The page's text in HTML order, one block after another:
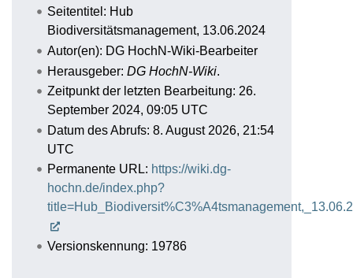
Seitentitel: Hub
Biodiversitätsmanagement, 13.06.2024
Autor(en): DG HochN-Wiki-Bearbeiter
Herausgeber: DG HochN-Wiki.
Zeitpunkt der letzten Bearbeitung: 26.
September 2024, 09:05 UTC
Datum des Abrufs: 8. August 2026, 21:54
UTC
Permanente URL: https://wiki.dg-
hochn.de/index.php?
Versionskennung: 19786